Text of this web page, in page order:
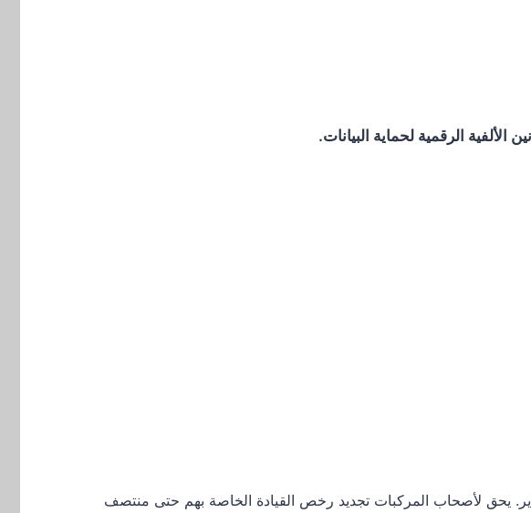
الرقمية لحماية البيانات.
إدارة النقل البري في قبرص أن تجديد تراخيص المركبات لعام 2025 سيبدأ يوم الثلاثاء 7 يناير. يحق لأصحاب المركبات تجديد رخص القيادة الخاصة بهم حتى منتصف